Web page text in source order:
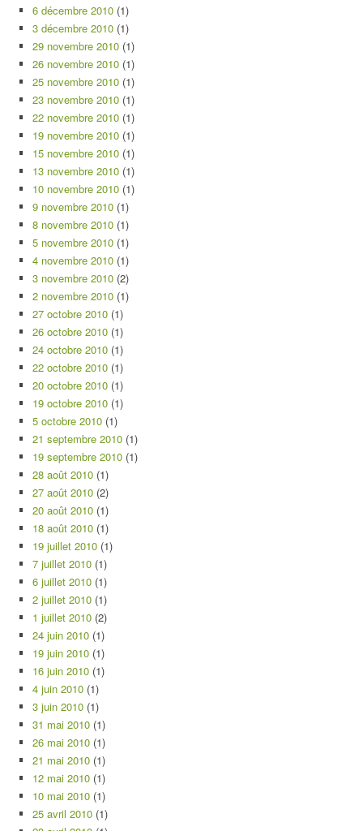
6 décembre 2010 (1)
3 décembre 2010 (1)
29 novembre 2010 (1)
26 novembre 2010 (1)
25 novembre 2010 (1)
23 novembre 2010 (1)
22 novembre 2010 (1)
19 novembre 2010 (1)
15 novembre 2010 (1)
13 novembre 2010 (1)
10 novembre 2010 (1)
9 novembre 2010 (1)
8 novembre 2010 (1)
5 novembre 2010 (1)
4 novembre 2010 (1)
3 novembre 2010 (2)
2 novembre 2010 (1)
27 octobre 2010 (1)
26 octobre 2010 (1)
24 octobre 2010 (1)
22 octobre 2010 (1)
20 octobre 2010 (1)
19 octobre 2010 (1)
5 octobre 2010 (1)
21 septembre 2010 (1)
19 septembre 2010 (1)
28 août 2010 (1)
27 août 2010 (2)
20 août 2010 (1)
18 août 2010 (1)
19 juillet 2010 (1)
7 juillet 2010 (1)
6 juillet 2010 (1)
2 juillet 2010 (1)
1 juillet 2010 (2)
24 juin 2010 (1)
19 juin 2010 (1)
16 juin 2010 (1)
4 juin 2010 (1)
3 juin 2010 (1)
31 mai 2010 (1)
26 mai 2010 (1)
21 mai 2010 (1)
12 mai 2010 (1)
10 mai 2010 (1)
25 avril 2010 (1)